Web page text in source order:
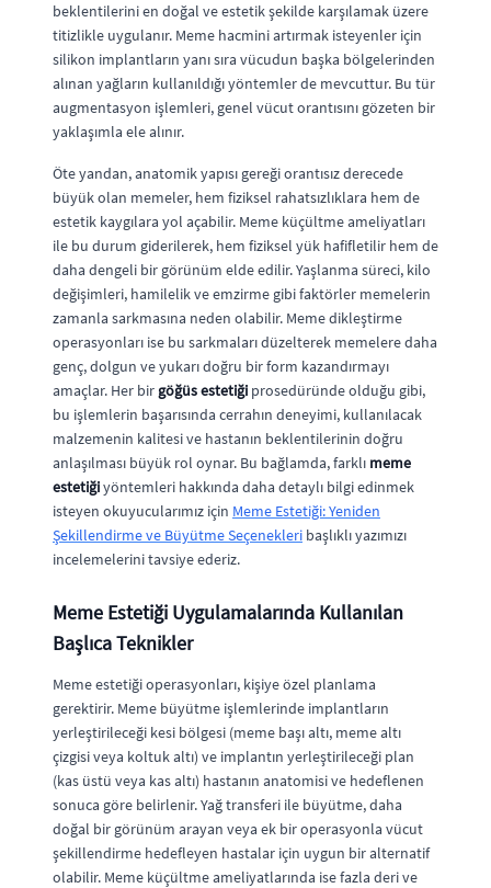
beklentilerini en doğal ve estetik şekilde karşılamak üzere
titizlikle uygulanır. Meme hacmini artırmak isteyenler için
silikon implantların yanı sıra vücudun başka bölgelerinden
alınan yağların kullanıldığı yöntemler de mevcuttur. Bu tür
augmentasyon işlemleri, genel vücut orantısını gözeten bir
yaklaşımla ele alınır.
Öte yandan, anatomik yapısı gereği orantısız derecede
büyük olan memeler, hem fiziksel rahatsızlıklara hem de
estetik kaygılara yol açabilir. Meme küçültme ameliyatları
ile bu durum giderilerek, hem fiziksel yük hafifletilir hem de
daha dengeli bir görünüm elde edilir. Yaşlanma süreci, kilo
değişimleri, hamilelik ve emzirme gibi faktörler memelerin
zamanla sarkmasına neden olabilir. Meme dikleştirme
operasyonları ise bu sarkmaları düzelterek memelere daha
genç, dolgun ve yukarı doğru bir form kazandırmayı
amaçlar. Her bir göğüs estetiği prosedüründe olduğu gibi,
bu işlemlerin başarısında cerrahın deneyimi, kullanılacak
malzemenin kalitesi ve hastanın beklentilerinin doğru
anlaşılması büyük rol oynar. Bu bağlamda, farklı meme
estetiğiyöntemleri hakkında daha detaylı bilgi edinmek
isteyen okuyucularımız için Meme Estetiği: Yeniden
Şekillendirme ve Büyütme Seçenekleri başlıklı yazımızı
incelemelerini tavsiye ederiz.
Meme Estetiği Uygulamalarında Kullanılan
Başlıca Teknikler
Meme estetiği operasyonları, kişiye özel planlama
gerektirir. Meme büyütme işlemlerinde implantların
yerleştirileceği kesi bölgesi (meme başı altı, meme altı
çizgisi veya koltuk altı) ve implantın yerleştirileceği plan
(kas üstü veya kas altı) hastanın anatomisi ve hedeflenen
sonuca göre belirlenir. Yağ transferi ile büyütme, daha
doğal bir görünüm arayan veya ek bir operasyonla vücut
şekillendirme hedefleyen hastalar için uygun bir alternatif
olabilir. Meme küçültme ameliyatlarında ise fazla deri ve